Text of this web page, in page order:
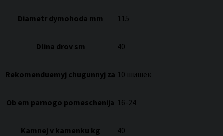
Diametr dymohoda mm 115
Dlina drov sm 40
Rekomenduemyj chugunnyj za 10 шишек
Ob em parnogo pomeschenija 16-24
Kamnej v kamenku kg 40